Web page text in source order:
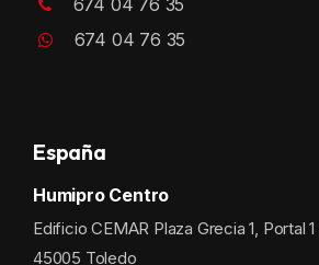
674 04 76 35
674 04 76 35
España
Humipro Centro
Edificio CEMAR Plaza Grecia 1, Portal 1
45005 Toledo